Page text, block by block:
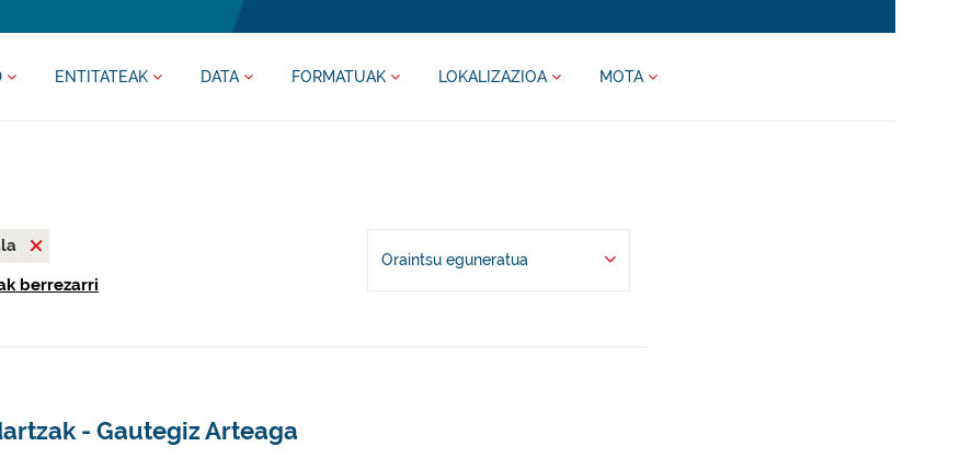
ENTITATEAK DATA FORMATUAK LOKALIZAZIOA MOTA
berrezarri
Oraintsu eguneratua
- Gautegiz Arteaga